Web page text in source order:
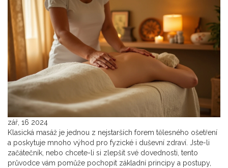
zář, 16 2024
Klasická masáž je jednou z nejstarších forem tělesného ošetření
a poskytuje mnoho výhod pro fyzické i duševní zdraví. Jste-li
začátečník, nebo chcete-li si zlepšit své dovednosti, tento
průvodce vám pomůže pochopit základní principy a postupy,